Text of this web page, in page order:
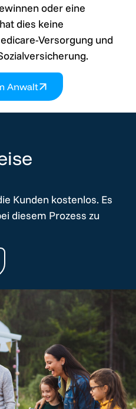
oder eine
dies keine
Versorgung und
Anwalt
Kunden kostenlos. Es
diesem Prozess zu